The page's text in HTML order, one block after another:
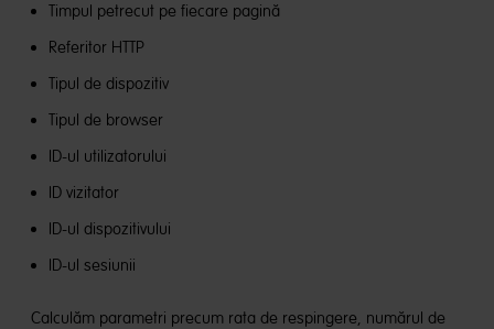
Timpul petrecut pe fiecare pagină
Referitor HTTP
Tipul de dispozitiv
Tipul de browser
ID-ul utilizatorului
ID vizitator
ID-ul dispozitivului
ID-ul sesiunii
Calculăm parametri precum rata de respingere, numărul de